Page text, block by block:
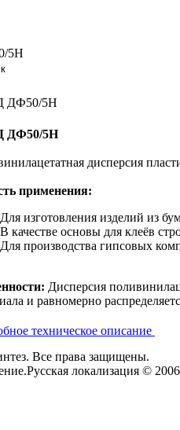
5Н
ДФ50/5Н
ДФ50/5Н
дисперсия
применения:
Для изготовления изделий из
В качестве основы для клеёв
Для производства гипсовых
Дисперсия
и равномерно
техническое описание
Все права защищены.
локализация ©